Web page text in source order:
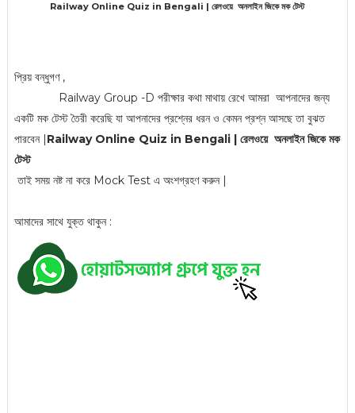
Railway Online Quiz in Bengali | রেলওয়ে অনলাইন জিকে মক টেস্ট
প্রিয় বন্ধুগণ ,
Railway Group -D পরীক্ষার কথা মাথায় রেখে আমরা আপনাদের জন্য
একটি মক টেস্ট তৈরী করেছি যা আপনাদের প্রশ্নের ধরন ও কেমন প্রশ্ন আসছে তা বুঝত
পারবেন |Railway Online Quiz in Bengali | রেলওয়ে অনলাইন জিকে মক
টেস্ট
তাই সময় নষ্ট না করে Mock Test এ অংশগ্রহণ করুন |
আমাদের সাথে যুক্ত থাকুন :